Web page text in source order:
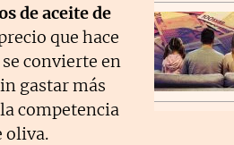
de aceite de
que hace
convierte en
gastar más
competencia
oliva.